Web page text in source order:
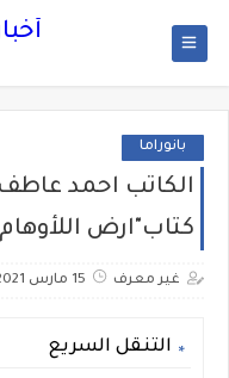
بانوراما
الكاتب احمد
كتاب"ارض
غير معرف 15 مارس 2021
التنقل السريع